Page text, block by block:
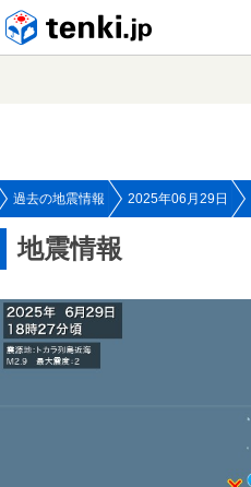
過去の地震情報 2025年06月29日
地震情報